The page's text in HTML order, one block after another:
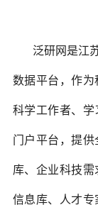
泛研网是江
数据平台，作
科学工作者、
门户平台，提
库、企业科技
信息库、人才